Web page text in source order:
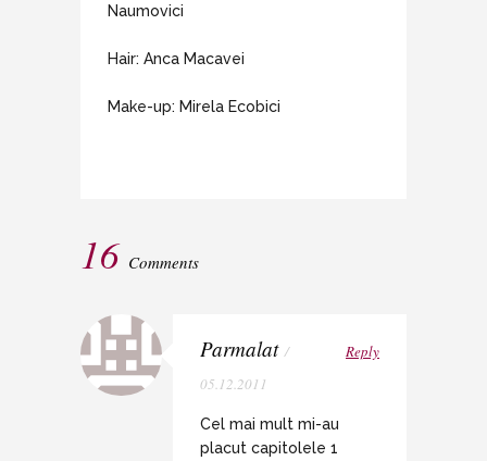
Naumovici
Hair: Anca Macavei
Make-up: Mirela Ecobici
16 Comments
Parmalat /
05.12.2011
Reply
Cel mai mult mi-au
placut capitolele 1